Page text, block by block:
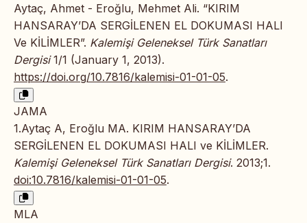
Aytaç, Ahmet - Eroğlu, Mehmet Ali. “KIRIM
HANSARAY’DA SERGİLENEN EL DOKUMASI HALI
Ve KİLİMLER”. Kalemişi Geleneksel Türk Sanatları
Dergisi1/1 (January 1, 2013).
https://doi.org/10.7816/kalemisi-01-01-05.
JAMA
1.Aytaç A, Eroğlu MA. KIRIM HANSARAY’DA
SERGİLENEN EL DOKUMASI HALI ve KİLİMLER.
Kalemişi Geleneksel Türk Sanatları Dergisi. 2013;1.
doi:10.7816/kalemisi-01-01-05.
MLA